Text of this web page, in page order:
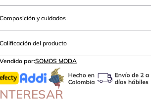
Composición y cuidados
Calificación del producto
Vendido por:SOMOS MODA